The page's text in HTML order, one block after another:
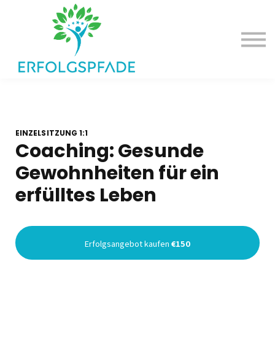
Deine Erfolgsangebote
Dein Erfolgspodcast
EINZELSITZUNG 1:1
Coaching: Gesunde
Gewohnheiten für ein
erfülltes Leben
Erfolgsangebot kaufen €150